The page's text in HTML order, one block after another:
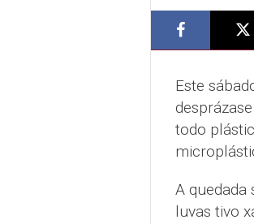
Este
todo
A
luvas tivo